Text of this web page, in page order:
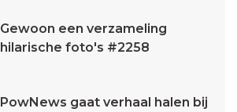
Gewoon een verzameling
hilarische foto's #2258
PowNews gaat verhaal halen bij